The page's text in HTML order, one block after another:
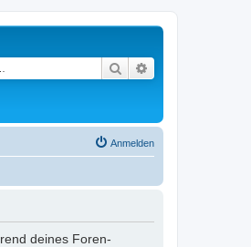
Suche
Anmelden
deines Foren-